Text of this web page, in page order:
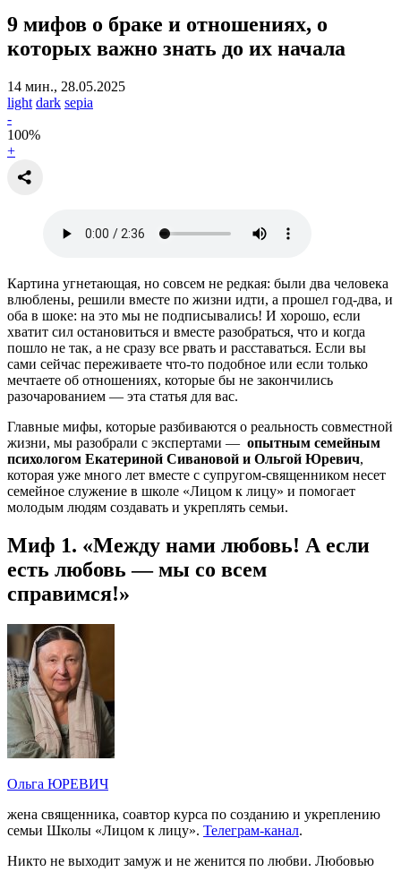
9 мифов о браке и отношениях, о
которых важно знать до их начала
14 мин., 28.05.2025
light dark sepia
-
100%
+
Картина угнетающая, но совсем не редкая: были два человека
влюблены, решили вместе по жизни идти, а прошел год-два, и
оба в шоке: на это мы не подписывались! И хорошо, если
хватит сил остановиться и вместе разобраться, что и когда
пошло не так, а не сразу все рвать и расставаться. Если вы
сами сейчас переживаете что-то подобное или если только
мечтаете об отношениях, которые бы не закончились
разочарованием — эта статья для вас.
Главные мифы, которые разбиваются о реальность совместной
жизни, мы разобрали с экспертами — опытным семейным
психологом Екатериной Сивановой и Ольгой Юревич,
которая уже много лет вместе с супругом-священником несет
семейное служение в школе «Лицом к лицу» и помогает
молодым людям создавать и укреплять семьи.
Миф 1. «Между нами любовь! А если
есть любовь — мы со всем
справимся!»
Ольга ЮРЕВИЧ
жена священника, соавтор курса по созданию и укреплению
семьи Школы «Лицом к лицу». Телеграм-канал.
Никто не выходит замуж и не женится по любви. Любовью